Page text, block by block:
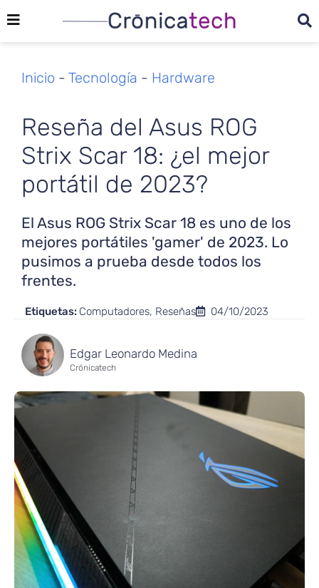
Inicio - Tecnología - Hardware
Reseña del Asus ROG
Strix Scar 18: ¿el mejor
portátil de 2023?
El Asus ROG Strix Scar 18 es uno de los
mejores portátiles 'gamer' de 2023. Lo
pusimos a prueba desde todos los
frentes.
Etiquetas: Computadores, Reseñas 04/10/2023
Edgar Leonardo Medina
Crónicatech